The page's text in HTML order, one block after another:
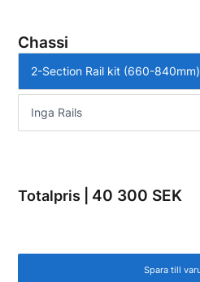
Chassi
2-Section Rail kit (660-840mm)
Inga Rails
Totalpris | 40 300 SEK